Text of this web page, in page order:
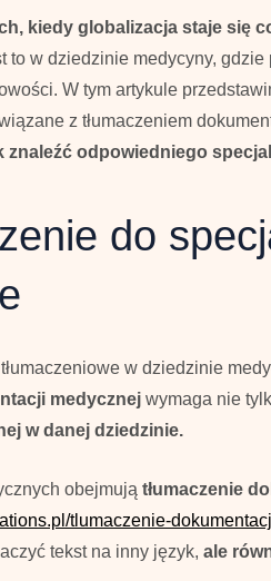
kiedy globalizacja staje się
to w dziedzinie medycyny,
W tym artykule
z tłumaczeniem
znaleźć odpowiedniego
do
w dziedzinie
medycznej wymaga nie
w danej dziedzinie.
obejmują tłumaczenie
tlumaczenie-
tekst na inny język, ale